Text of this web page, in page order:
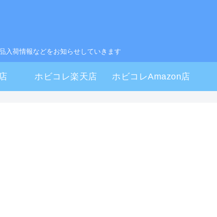
入荷情報などをお知らせしていきます
ホビコレ楽天店 ホビコレAmazon店